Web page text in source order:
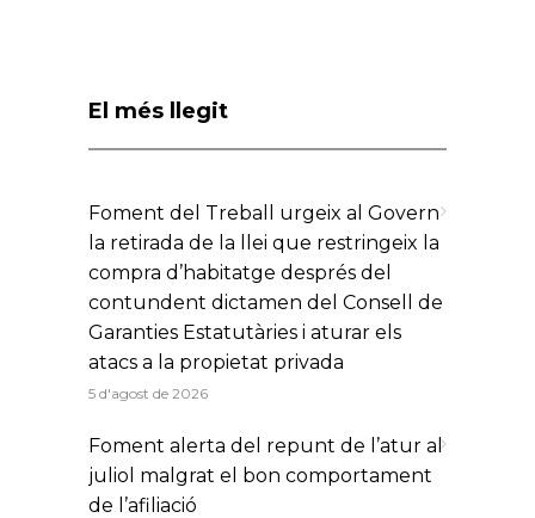
El més llegit
Foment del Treball urgeix al Govern
la retirada de la llei que restringeix la
compra d’habitatge després del
contundent dictamen del Consell de
Garanties Estatutàries i aturar els
atacs a la propietat privada
5 d'agost de 2026
Foment alerta del repunt de l’atur al
juliol malgrat el bon comportament
de l’afiliació